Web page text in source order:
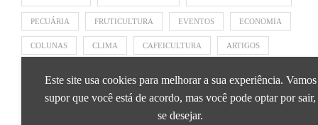
PECUÁRIA FRUTICULTURA EVENTOS ECONOMIA
COLUNAS CLIMA CAFEICULTURA ARTIGOS
APRESENTADO POR BRAPEX
Este site usa cookies para melhorar a sua experiência. Vamos
supor que você está de acordo, mas você pode optar por sair,
se desejar.